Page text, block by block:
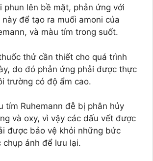
phun lên bề mặt, phản ứng với
để tạo ra muối amoni của
và màu tím trong suốt.
thử cần thiết cho quá trình
do đó phản ứng phải được thực
trường có độ ẩm cao.
tím Ruhemann đễ bị phân hủy
và oxy, vì vậy các dấu vết được
được bảo vệ khỏi những bức
chụp ảnh để lưu lại.